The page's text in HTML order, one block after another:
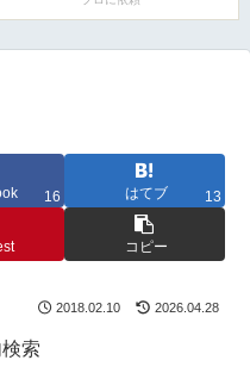
16 はてブ 13
コピー
2018.02.10 2026.04.28
索